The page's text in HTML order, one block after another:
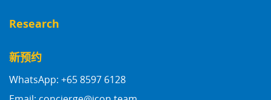
Research
新预约
WhatsApp: +65 8597 6128